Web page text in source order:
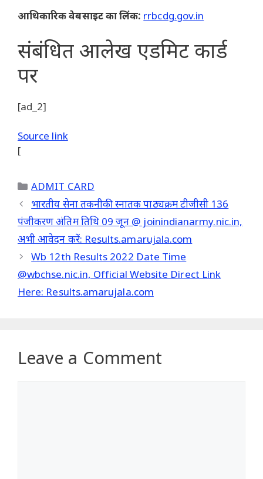
आधिकारिक वेबसाइट का लिंक: rrbcdg.gov.in
संबंधित आलेख एडमिट कार्ड
पर
[ad_2]
Source link
[
Categories
ADMIT CARD
भारतीय सेना तकनीकी स्नातक पाठ्यक्रम टीजीसी 136
पंजीकरण अंतिम तिथि 09 जून @ joinindianarmy.nic.in,
अभी आवेदन करें: Results.amarujala.com
Wb 12th Results 2022 Date Time
@wbchse.nic.in, Official Website Direct Link
Here: Results.amarujala.com
Leave a Comment